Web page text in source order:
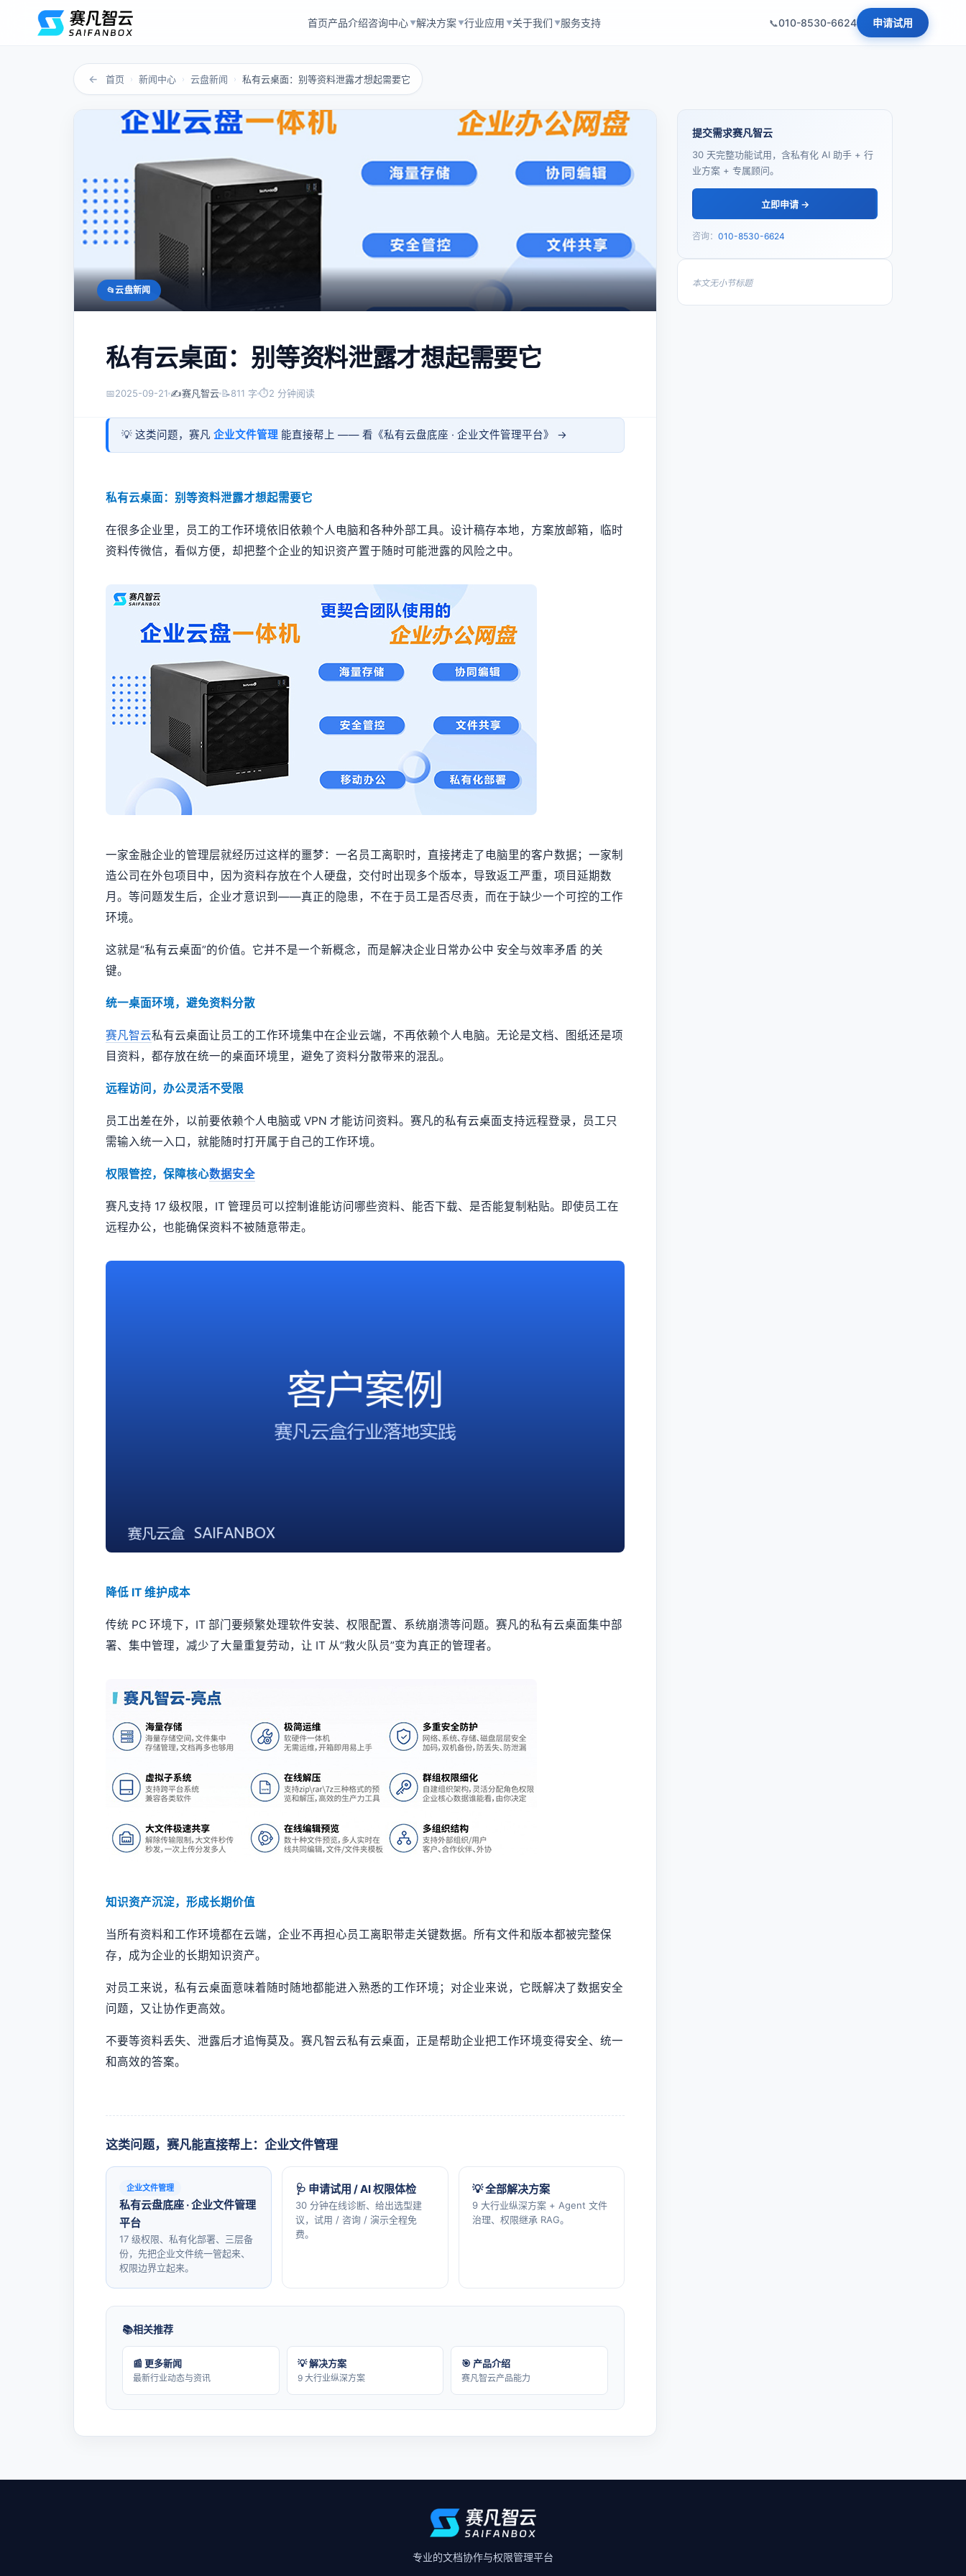
首页产品介绍咨询中心 ▼解决方案 ▼行业应用 ▼关于我们 ▼服务支持 010-8530-6624 申请试用
← 首页 › 新闻中心 › 云盘新闻 › 私有云桌面：别等资料泄露才想起需要它
云盘新闻
私有云桌面：别等资料泄露才想起需要它
📅2025-09-21 ✍️赛凡智云 📝811 字 ⏱2 分钟阅读
💡 这类问题，赛凡 企业文件管理 能直接帮上 —— 看《私有云盘底座 · 企业文件管理平台》 →
私有云桌面：别等资料泄露才想起需要它
在很多企业里，员工的工作环境依旧依赖个人电脑和各种外部工具。设计稿存本地，方案放邮箱，临时
资料传微信，看似方便，却把整个企业的知识资产置于随时可能泄露的风险之中。
一家金融企业的管理层就经历过这样的噩梦：一名员工离职时，直接拷走了电脑里的客户数据；一家制
造公司在外包项目中，因为资料存放在个人硬盘，交付时出现多个版本，导致返工严重，项目延期数
月。等问题发生后，企业才意识到——真正的隐患，不在于员工是否尽责，而在于缺少一个可控的工作
环境。
这就是“私有云桌面”的价值。它并不是一个新概念，而是解决企业日常办公中 安全与效率矛盾 的关
键。
统一桌面环境，避免资料分散
赛凡智云私有云桌面让员工的工作环境集中在企业云端，不再依赖个人电脑。无论是文档、图纸还是项
目资料，都存放在统一的桌面环境里，避免了资料分散带来的混乱。
远程访问，办公灵活不受限
员工出差在外，以前要依赖个人电脑或 VPN 才能访问资料。赛凡的私有云桌面支持远程登录，员工只
需输入统一入口，就能随时打开属于自己的工作环境。
权限管控，保障核心数据安全
赛凡支持 17 级权限，IT 管理员可以控制谁能访问哪些资料、能否下载、是否能复制粘贴。即使员工在
远程办公，也能确保资料不被随意带走。
降低 IT 维护成本
传统 PC 环境下，IT 部门要频繁处理软件安装、权限配置、系统崩溃等问题。赛凡的私有云桌面集中部
署、集中管理，减少了大量重复劳动，让 IT 从“救火队员”变为真正的管理者。
知识资产沉淀，形成长期价值
当所有资料和工作环境都在云端，企业不再担心员工离职带走关键数据。所有文件和版本都被完整保
存，成为企业的长期知识资产。
对员工来说，私有云桌面意味着随时随地都能进入熟悉的工作环境；对企业来说，它既解决了数据安全
问题，又让协作更高效。
不要等资料丢失、泄露后才追悔莫及。赛凡智云私有云桌面，正是帮助企业把工作环境变得安全、统一
和高效的答案。
这类问题，赛凡能直接帮上：企业文件管理
企业文件管理
私有云盘底座 · 企业文件管理
平台
17 级权限、私有化部署、三层备
份，先把企业文件统一管起来、
权限边界立起来。
🩺 申请试用 / AI 权限体检
30 分钟在线诊断、给出选型建
议，试用 / 咨询 / 演示全程免
费。
💡 全部解决方案
9 大行业纵深方案 + Agent 文件
治理、权限继承 RAG。
相关推荐
📰 更多新闻
最新行业动态与资讯
💡 解决方案
9 大行业纵深方案
🎯 产品介绍
赛凡智云产品能力
提交需求赛凡智云
30 天完整功能试用，含私有化 AI 助手 + 行
业方案 + 专属顾问。
立即申请 →
咨询： 010-8530-6624
本文无小节标题
专业的文档协作与权限管理平台